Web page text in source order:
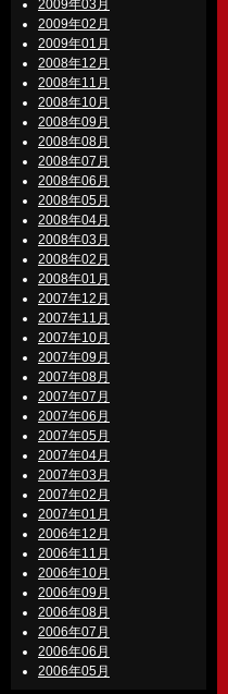
2009年03月
2009年02月
2009年01月
2008年12月
2008年11月
2008年10月
2008年09月
2008年08月
2008年07月
2008年06月
2008年05月
2008年04月
2008年03月
2008年02月
2008年01月
2007年12月
2007年11月
2007年10月
2007年09月
2007年08月
2007年07月
2007年06月
2007年05月
2007年04月
2007年03月
2007年02月
2007年01月
2006年12月
2006年11月
2006年10月
2006年09月
2006年08月
2006年07月
2006年06月
2006年05月